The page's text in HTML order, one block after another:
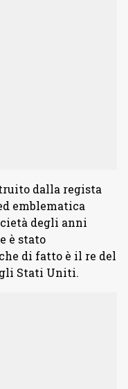
dalla regista
emblematica
degli anni
è stato
di fatto è il re del
Stati Uniti.